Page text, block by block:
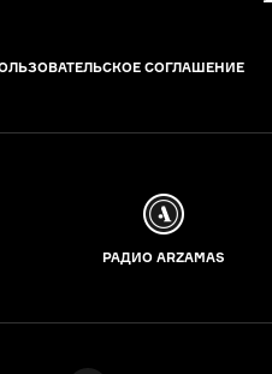
СОГЛАШЕНИЕ
РАДИО ARZAMAS